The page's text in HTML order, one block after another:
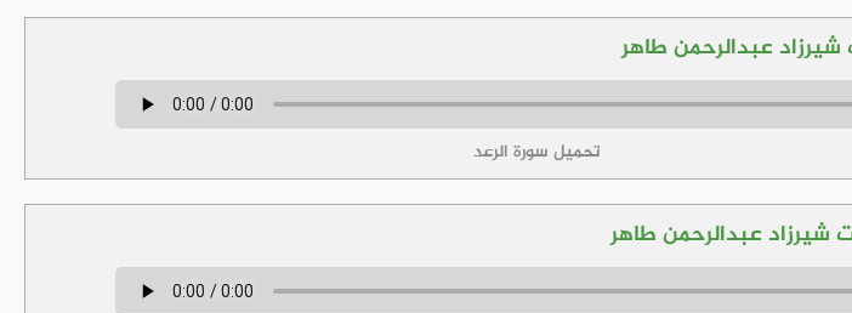
عبدالرحمن طاهر
تحميل سورة الرعد
شيرزاد عبدالرحمن طاهر